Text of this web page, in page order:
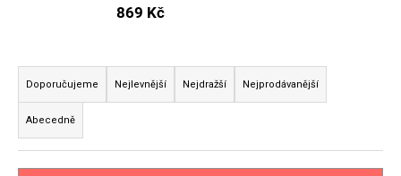
869 Kč
Ř
a
z
e
n
Doporučujeme Nejlevnější Nejdražší Nejprodávanější
Abecedně
TSCHIDA
-
NON
TRADITION
WHITE
2021